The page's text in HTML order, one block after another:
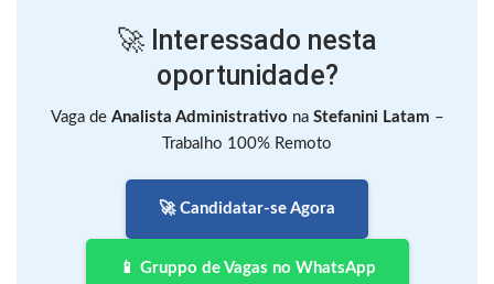
🚀 Interessado nesta
oportunidade?
Vaga de Analista Administrativo na Stefanini Latam –
Trabalho 100% Remoto
🚀 Candidatar-se Agora
📱 Gruppo de Vagas no WhatsApp